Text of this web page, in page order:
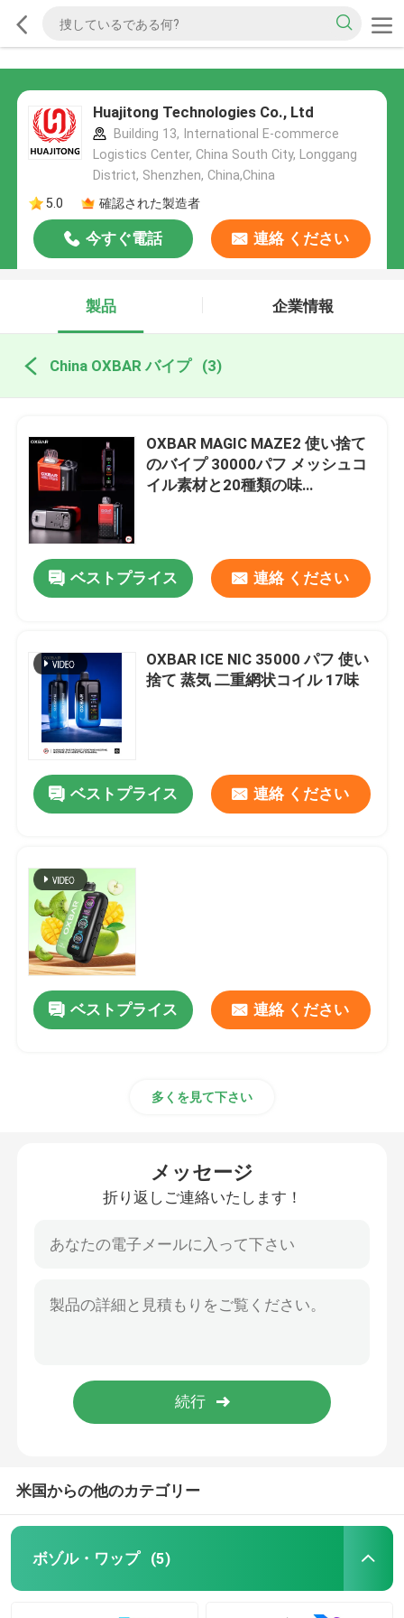
Huajitong Technologies Co., Ltd
Building 13, International E-commerce
Logistics Center, China South City, Longgang
District, Shenzhen, China,China
5.0
確認された製造者
今すぐ電話 連絡 ください
製品 企業情報
China OXBAR バイプ (3)
OXBAR MAGIC MAZE2 使い捨て
のバイプ 30000パフ メッシュコ
イル素材と20種類の味
ベストプライス 連絡 ください
OXBAR ICE NIC 35000 パフ 使い
捨て 蒸気 二重網状コイル 17味
ベストプライス 連絡 ください
ベストプライス 連絡 ください
多くを見て下さい
メッセージ
折り返しご連絡いたします！
米国からの他のカテゴリー
ボゾル・ワップ (5)